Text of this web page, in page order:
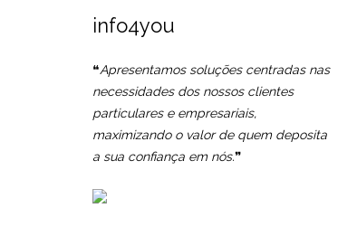
info4you
❝Apresentamos soluções centradas nas
necessidades dos nossos clientes
particulares e empresariais,
maximizando o valor de quem deposita
a sua confiança em nós.❞